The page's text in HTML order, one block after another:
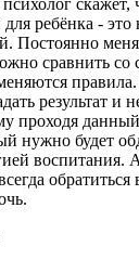
ребёнка -
Постоянно
сравнить со
результат и
проходя
нужно будет
обратиться